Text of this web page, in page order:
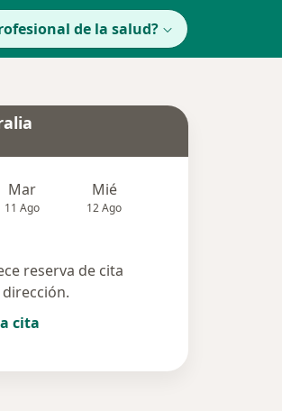
de la salud?
Mar
11 Ago
Mié
12 Ago
reserva de cita
cita